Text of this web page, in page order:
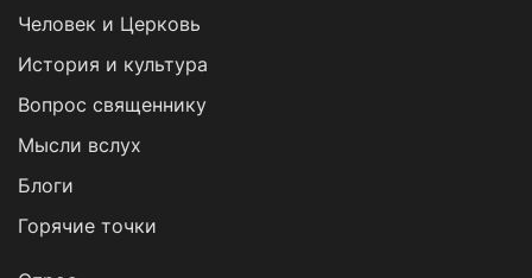
Человек и Церковь
История и культура
Вопрос священнику
Мысли вслух
Блоги
Горячие точки